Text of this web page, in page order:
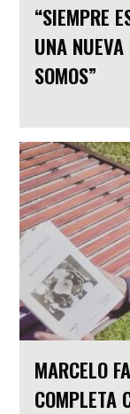
“SIEMPRE
UNA
SOMOS”
MARCELO
COMPLETA